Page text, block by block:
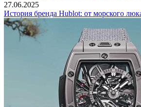
27.06.2025
История бренда Hublot: от морского